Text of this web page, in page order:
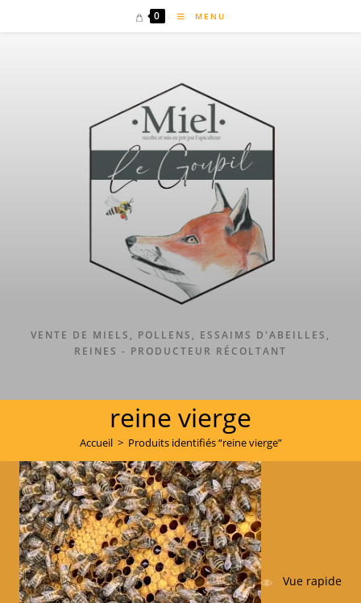
0 MENU
VENTE DE MIELS, POLLENS, ESSAIMS D'ABEILLES,
REINES - PRODUCTEUR RÉCOLTANT
reine vierge
Accueil > Produits identifiés “reine vierge”
Vue rapide